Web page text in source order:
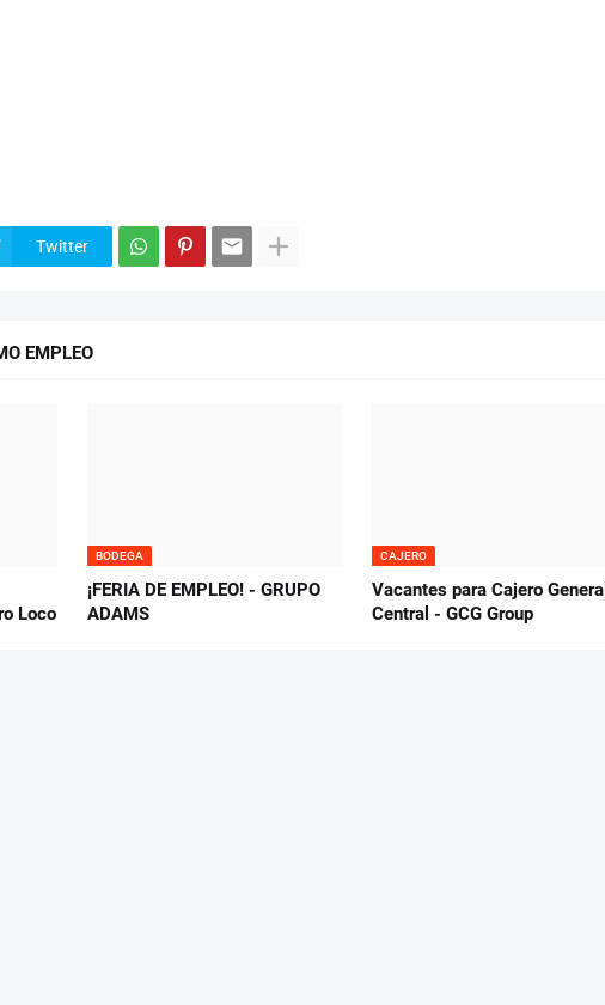
Twitter
EMPLEO
Loco
BODEGA
¡FERIA DE EMPLEO! - GRUPO
ADAMS
CAJERO
Vacantes para Cajero General
Central - GCG Group